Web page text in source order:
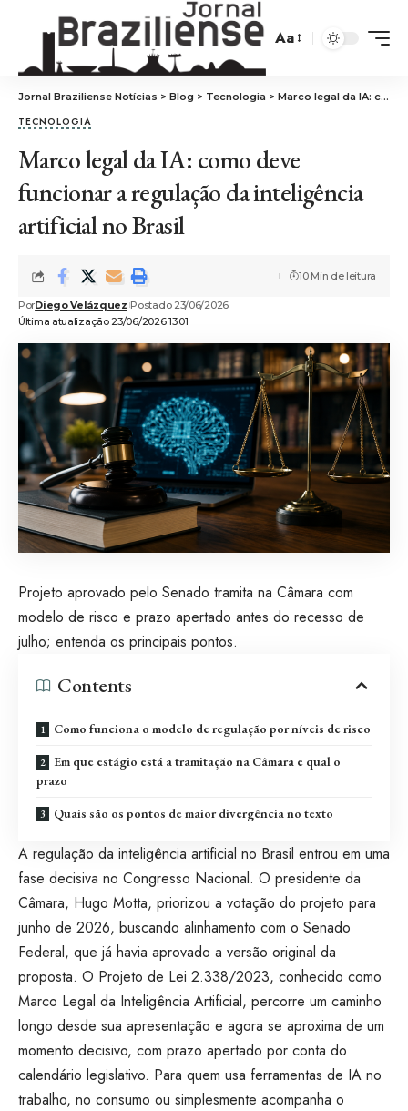
Aa
Jornal Braziliense Notícias > Blog > Tecnologia > Marco legal da IA: como deve funcionar a regulação da inteligência artificial no Brasil
TECNOLOGIA
Marco legal da IA: como deve
funcionar a regulação da inteligência
artificial no Brasil
Última atualização 23/06/2026 13:01
PorDiego Velázquez Postado 23/06/2026
10 Min de leitura
Projeto aprovado pelo Senado tramita na Câmara com
modelo de risco e prazo apertado antes do recesso de
julho; entenda os principais pontos.
Contents
Como funciona o modelo de regulação por níveis de risco
Em que estágio está a tramitação na Câmara e qual o
prazo
Quais são os pontos de maior divergência no texto
A regulação da inteligência artificial no Brasil entrou em uma
fase decisiva no Congresso Nacional. O presidente da
Câmara, Hugo Motta, priorizou a votação do projeto para
junho de 2026, buscando alinhamento com o Senado
Federal, que já havia aprovado a versão original da
proposta. O Projeto de Lei 2.338/2023, conhecido como
Marco Legal da Inteligência Artificial, percorre um caminho
longo desde sua apresentação e agora se aproxima de um
momento decisivo, com prazo apertado por conta do
calendário legislativo. Para quem usa ferramentas de IA no
trabalho, no consumo ou simplesmente acompanha o